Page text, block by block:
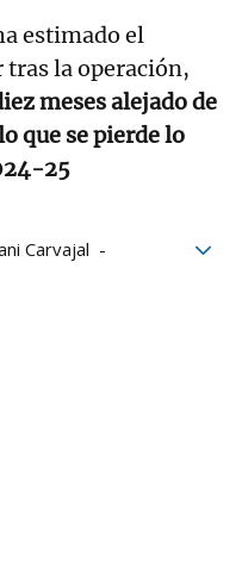
estimado el
tras la operación,
meses alejado de
que se pierde lo
25
Carvajal